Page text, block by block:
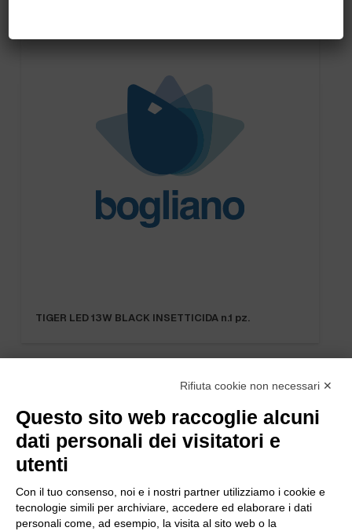
TIGER LED 13W BLACK INSETTICIDA n.1 pz.
Rifiuta cookie non necessari ✕
Questo sito web raccoglie alcuni
dati personali dei visitatori e
utenti
Con il tuo consenso, noi e i nostri partner utilizziamo i cookie e
tecnologie simili per archiviare, accedere ed elaborare i dati
personali come, ad esempio, la visita al sito web o la